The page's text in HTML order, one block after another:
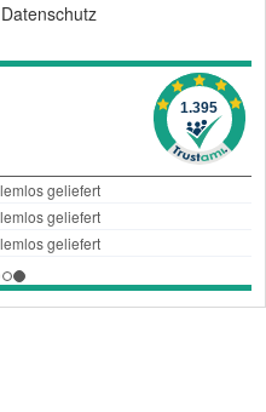
Datenschutz